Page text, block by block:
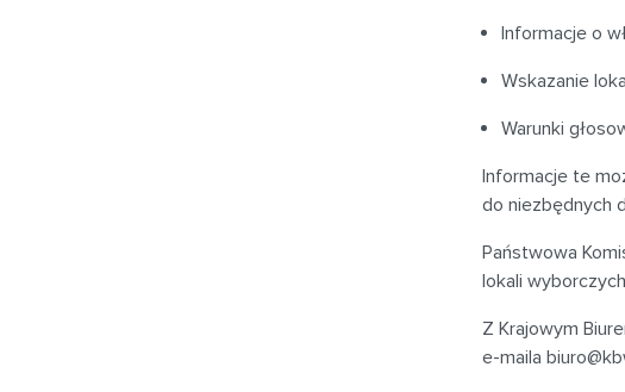
Informacje o
Wskazanie
Warunki
Informacje te
do niezbędnych
Państwowa
lokali
Z Krajowym
e-maila